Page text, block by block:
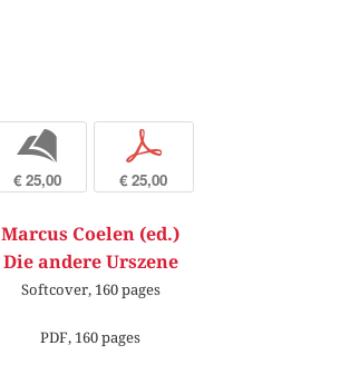
b
€ 25,00
p
€ 25,00
Marcus Coelen (ed.)
Die andere Urszene
Softcover, 160 pages
PDF, 160 pages